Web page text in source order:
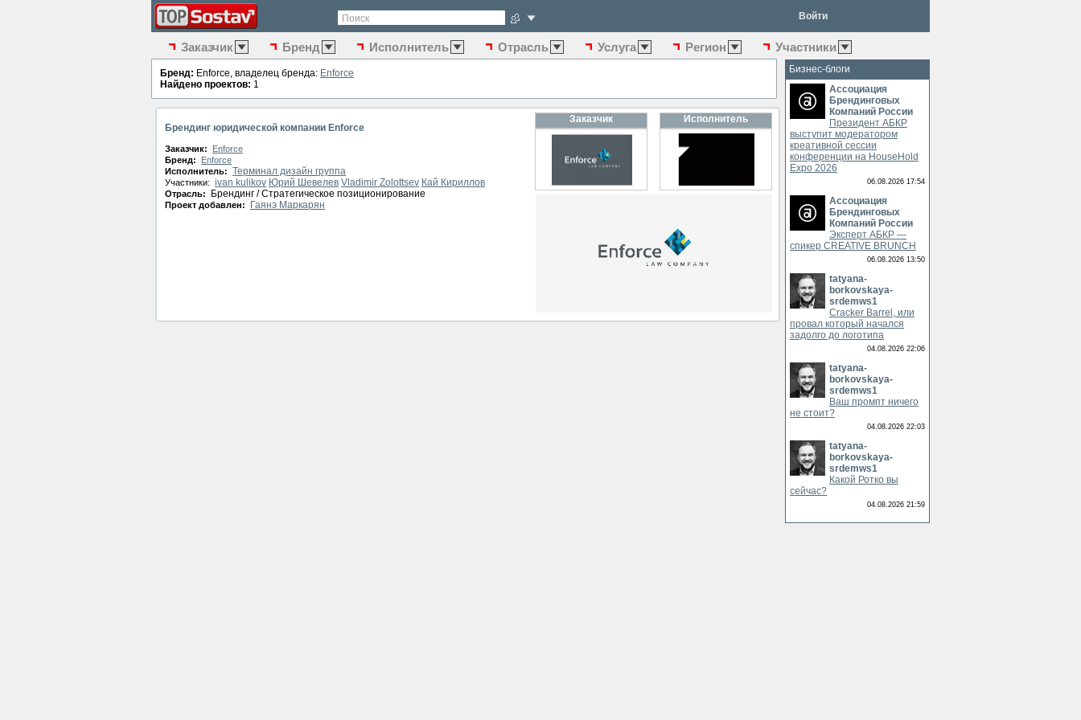
Поиск Войти
Заказчик Бренд Исполнитель Отрасль Услуга Регион Участники
Бренд: Enforce, владелец бренда: Enforce
Найдено проектов: 1
Брендинг юридической компании Enforce
Заказчик:
Enforce
Бренд:
Enforce
Исполнитель: Терминал дизайн группа
Участники: ivan kulikov Юрий Шевелев Vladimir Zolottsev Кай Кириллов
Отрасль: Брендинг / Стратегическое позиционирование
Проект добавлен: Гаянэ Маркарян
Заказчик Исполнитель
Бизнес-блоги
Ассоциация
Брендинговых
Компаний России
Президент АБКР
выступит модератором
креативной сессии
конференции на HouseHold
Expo 2026
06.08.2026 17:54
Ассоциация
Брендинговых
Компаний России
Эксперт АБКР —
спикер CREATIVE BRUNCH
06.08.2026 13:50
tatyana-
borkovskaya-
srdemws1
Cracker Barrel, или
провал который начался
задолго до логотипа
04.08.2026 22:06
tatyana-
borkovskaya-
srdemws1
Ваш промпт ничего
не стоит?
04.08.2026 22:03
tatyana-
borkovskaya-
srdemws1
Какой Ротко вы
сейчас?
04.08.2026 21:59